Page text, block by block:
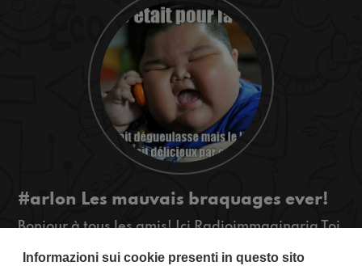
#arlon Les mauvais braquages ever!
Bonjour à tous les amis! Ici Radioimmaginaria Toi
vous raconte les pires braquages ever! Cliquez
Informazioni sui cookie presenti in questo sito